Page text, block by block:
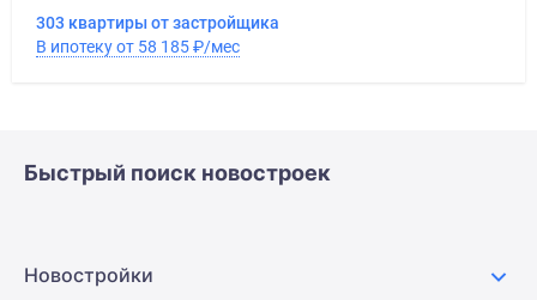
303 квартиры от застройщика
В ипотеку от 58 185₽/мес
Быстрый поиск новостроек
Новостройки